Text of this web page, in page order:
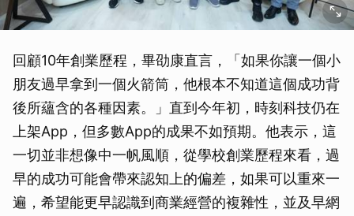
回顧10年創業歷程，畢劭康直言，「如果你讓一個小
朋友過早拿到一個火箭筒，他根本不知道這個成功背
後所蘊含的各種因素。」直到今年初，時刻科技仍在
上架App，但多數App的成果不如預期。他表示，這
一切並非想像中一帆風順，從學校創業歷程來看，過
早的成功可能會帶來認知上的偏差，如果可以重來一
遍，希望能更早認識到商業經營的複雜性，並及早網